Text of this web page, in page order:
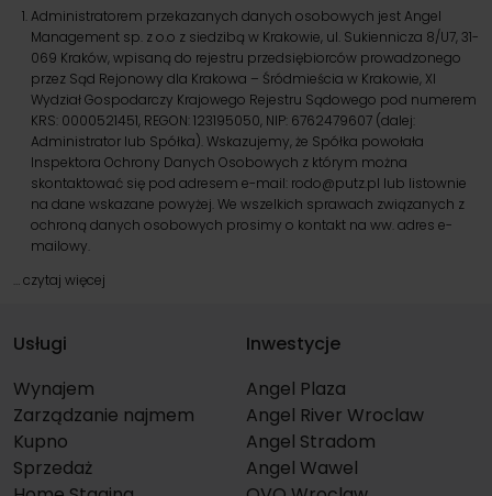
Administratorem przekazanych danych osobowych jest Angel
Management sp. z o.o z siedzibą w Krakowie, ul. Sukiennicza 8/U7, 31-
069 Kraków, wpisaną do rejestru przedsiębiorców prowadzonego
przez Sąd Rejonowy dla Krakowa – Śródmieścia w Krakowie, XI
Wydział Gospodarczy Krajowego Rejestru Sądowego pod numerem
KRS: 0000521451, REGON: 123195050, NIP: 6762479607 (dalej:
Administrator lub Spółka). Wskazujemy, że Spółka powołała
Inspektora Ochrony Danych Osobowych z którym można
skontaktować się pod adresem e-mail: rodo@putz.pl lub listownie
na dane wskazane powyżej. We wszelkich sprawach związanych z
ochroną danych osobowych prosimy o kontakt na ww. adres e-
mailowy.
…czytaj więcej
Usługi
Wynajem
Zarządzanie najmem
Kupno
Sprzedaż
Inwestycje
Angel Plaza
Angel River Wroclaw
Angel Stradom
Angel Wawel